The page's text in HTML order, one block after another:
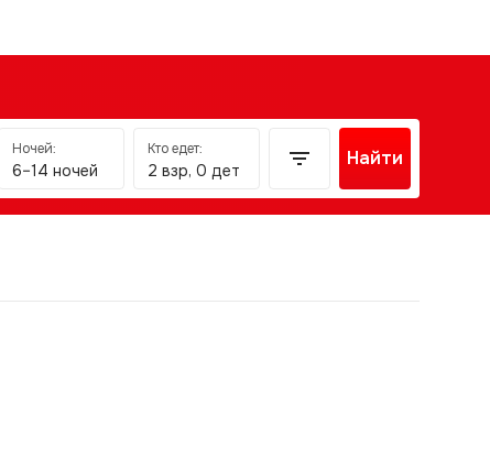
Ночей:
6–14 ночей
Кто едет:
2 взр, 0 дет
Найти